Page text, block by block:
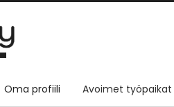
Oma profiili Avoimet työpaikat